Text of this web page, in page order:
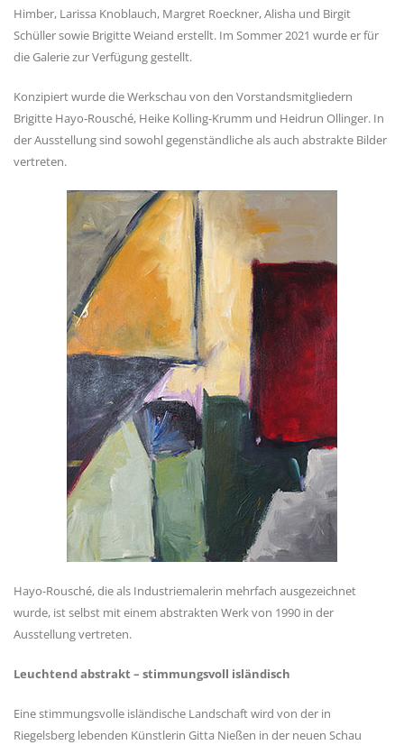
Himber, Larissa Knoblauch, Margret Roeckner, Alisha und Birgit
Schüller sowie Brigitte Weiand erstellt. Im Sommer 2021 wurde er für
die Galerie zur Verfügung gestellt.
Konzipiert wurde die Werkschau von den Vorstandsmitgliedern
Brigitte Hayo-Rousché, Heike Kolling-Krumm und Heidrun Ollinger. In
der Ausstellung sind sowohl gegenständliche als auch abstrakte Bilder
vertreten.
Hayo-Rousché, die als Industriemalerin mehrfach ausgezeichnet
wurde, ist selbst mit einem abstrakten Werk von 1990 in der
Ausstellung vertreten.
Leuchtend abstrakt – stimmungsvoll isländisch
Eine stimmungsvolle isländische Landschaft wird von der in
Riegelsberg lebenden Künstlerin Gitta Nießen in der neuen Schau